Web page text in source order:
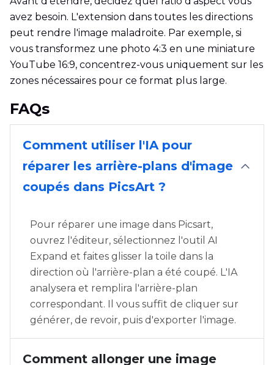
avez besoin. L'extension dans toutes les directions
peut rendre l'image maladroite. Par exemple, si
vous transformez une photo 4:3 en une miniature
YouTube 16:9, concentrez-vous uniquement sur les
zones nécessaires pour ce format plus large.
FAQs
Comment utiliser l'IA pour
réparer les arrière-plans d'image
coupés dans PicsArt ?
Pour réparer une image dans Picsart,
ouvrez l'éditeur, sélectionnez l'outil AI
Expand et faites glisser la toile dans la
direction où l'arrière-plan a été coupé. L'IA
analysera et remplira l'arrière-plan
correspondant. Il vous suffit de cliquer sur
générer, de revoir, puis d'exporter l'image.
Comment allonger une image